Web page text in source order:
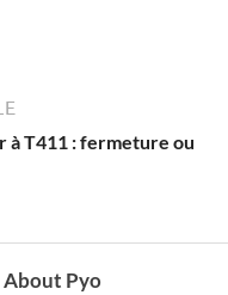
à T411 : fermeture ou
About Pyo